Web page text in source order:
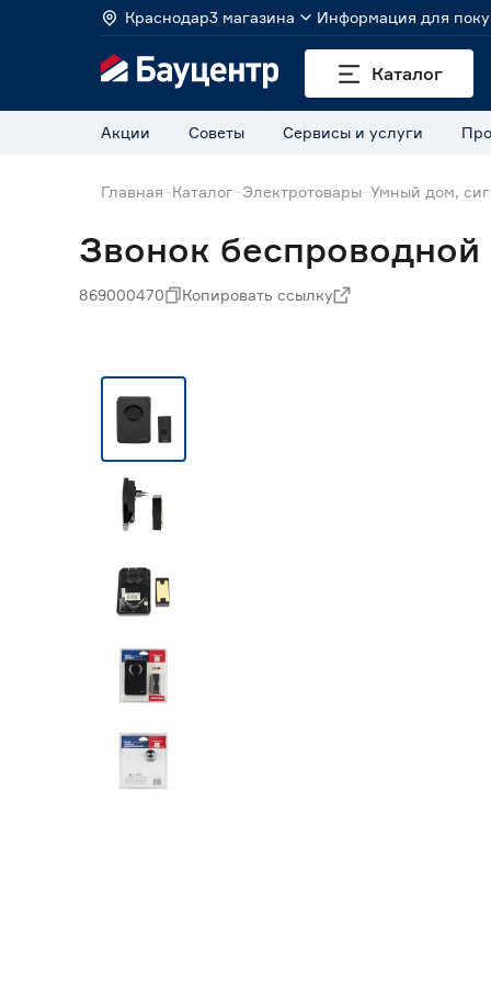
Краснодар3 магазина Информация для
Каталог
Акции Советы Сервисы и услуги
Главная Каталог Электротовары Умный дом,
Звонок
869000470 Копировать ссылку